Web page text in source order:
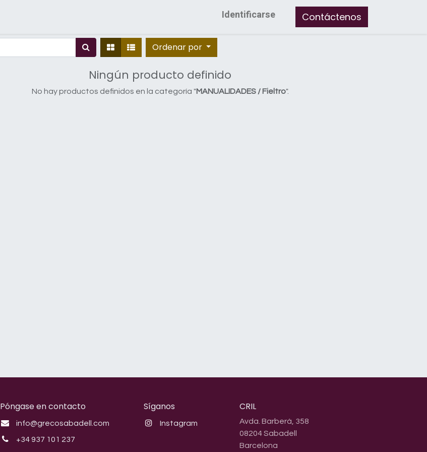
Identificarse Contáctenos
Ordenar por
Ningún producto definido
No hay productos definidos en la categoría "MANUALIDADES / Fieltro".
Póngase en contacto
info@grecosabadell.com
+34 937 101 237
Síganos
Instagram
CRIL
Avda. Barberà, 358
08204 Sabadell
Barcelona